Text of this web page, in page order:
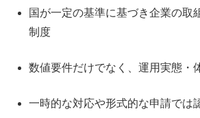
国が一定の基準に基づき企業の取
制度
数値要件だけでなく、運用実態・
一時的な対応や形式的な申請では